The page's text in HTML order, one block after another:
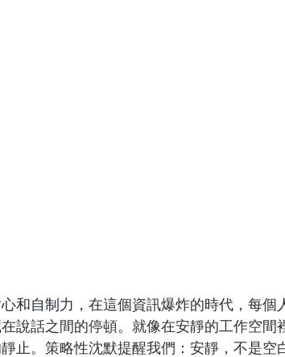
和自制力， 在這個資訊爆炸的時代，每個
說話之間的停頓。就像在安靜的工作空間
止。策略性沈默提醒我們：安靜，不是空